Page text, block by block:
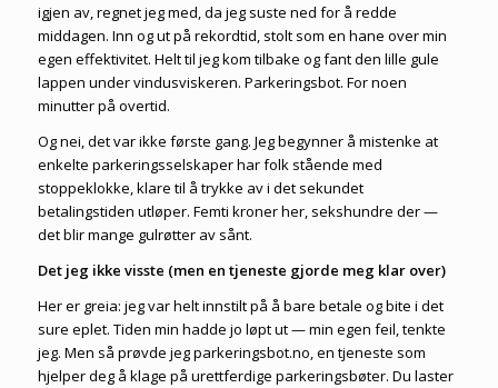
igjen av, regnet jeg med, da jeg suste ned for å redde
middagen. Inn og ut på rekordtid, stolt som en hane over min
egen effektivitet. Helt til jeg kom tilbake og fant den lille gule
lappen under vindusviskeren. Parkeringsbot. For noen
minutter på overtid.
Og nei, det var ikke første gang. Jeg begynner å mistenke at
enkelte parkeringsselskaper har folk stående med
stoppeklokke, klare til å trykke av i det sekundet
betalingstiden utløper. Femti kroner her, sekshundre der —
det blir mange gulrøtter av sånt.
Det jeg ikke visste (men en tjeneste gjorde meg klar over)
Her er greia: jeg var helt innstilt på å bare betale og bite i det
sure eplet. Tiden min hadde jo løpt ut — min egen feil, tenkte
jeg. Men så prøvde jegparkeringsbot.no, en tjeneste som
hjelper deg å klage på urettferdige parkeringsbøter. Du laster